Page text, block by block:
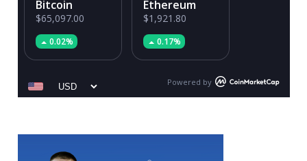
Bitcoin
$65,097.00
0.02%
Ethereum
$1,921.80
0.17%
Powered by